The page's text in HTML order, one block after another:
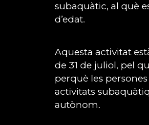
subaquàtic, al què
d’edat.
Aquesta activitat
de 31 de juliol, pel
perquè les
activitats
autònom.